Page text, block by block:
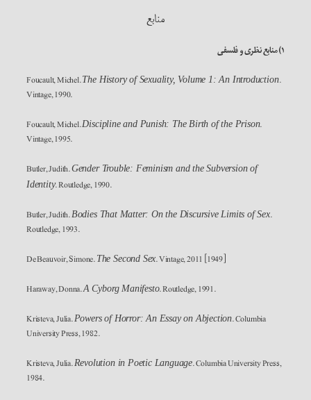
منابع
۱) منابع نظری و فلسفی
Foucault, Michel.The History of Sexuality, Volume 1: An Introduction.
Vintage, 1990.
Foucault, Michel.Discipline and Punish: The Birth of the Prison.
Vintage, 1995.
Butler, Judith.Gender Trouble: Feminism and the Subversion of
Identity. Routledge, 1990.
Butler, Judith. Bodies That Matter: On the Discursive Limits of Sex.
Routledge, 1993.
De Beauvoir, Simone. The Second Sex. Vintage, 2011 [1949]
Haraway, Donna.A Cyborg Manifesto. Routledge, 1991.
Kristeva, Julia. Powers of Horror: An Essay on Abjection. Columbia
University Press, 1982.
Kristeva, Julia. Revolution in Poetic Language. Columbia University Press,
1984.